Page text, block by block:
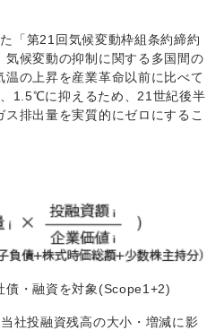
「第21回気候変動枠組条約締約
気候変動の抑制に関する多国間の
温の上昇を産業革命以前に比べて
1.5℃に抑えるため、21世紀後半
排出量を実質的にゼロにするこ
債・融資を対象(Scope1+2)
社投融資残高の大小・増減に影